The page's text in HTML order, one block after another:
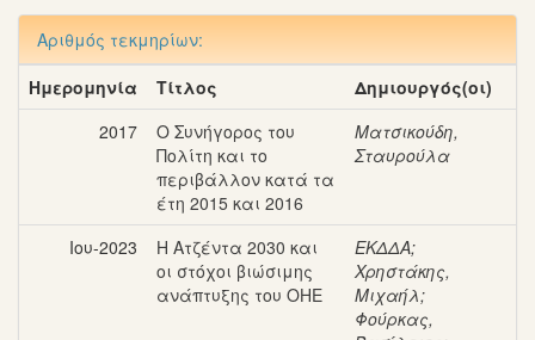
Αριθμός τεκμηρίων:
Ημερομηνία
Τίτλος
Δημιουργός(οι)
2017
Ο Συνήγορος του
Πολίτη και το
περιβάλλον κατά τα
έτη 2015 και 2016
Ματσικούδη,
Σταυρούλα
Ιου-2023
Η Ατζέντα 2030 και
οι στόχοι βιώσιμης
ανάπτυξης του ΟΗΕ
ΕΚΔΔΑ;
Χρηστάκης,
Μιχαήλ;
Φούρκας,